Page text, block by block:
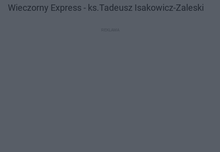
Wieczorny Express - ks.Tadeusz Isakowicz-Zaleski